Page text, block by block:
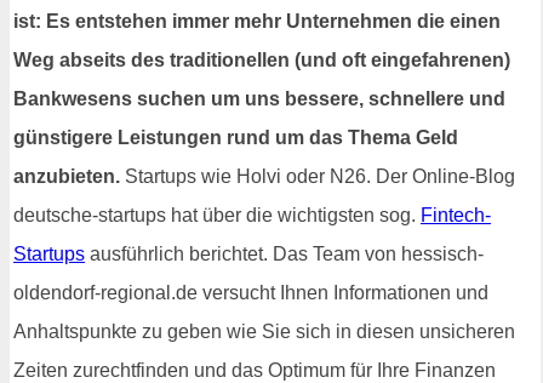
ist: Es entstehen immer mehr Unternehmen die einen
Weg abseits des traditionellen (und oft eingefahrenen)
Bankwesens suchen um uns bessere, schnellere und
günstigere Leistungen rund um das Thema Geld
anzubieten. Startups wie Holvi oder N26. Der Online-Blog
deutsche-startups hat über die wichtigsten sog. Fintech-
Startups ausführlich berichtet. Das Team von hessisch-
oldendorf-regional.de versucht Ihnen Informationen und
Anhaltspunkte zu geben wie Sie sich in diesen unsicheren
Zeiten zurechtfinden und das Optimum für Ihre Finanzen